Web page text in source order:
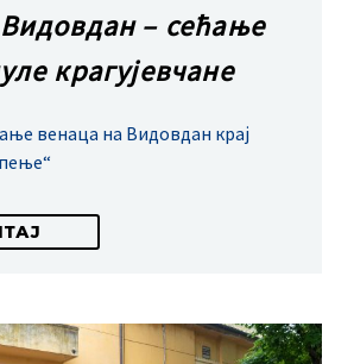
Видовдан – сећање
крагујевчане
венаца на Видовдан крај